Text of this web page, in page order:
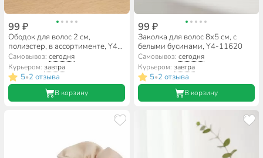
99 ₽
Ободок для волос 2 см,
полиэстер, в ассортименте, Y4-
11603
Самовывоз:сегодня
Курьером:завтра
5•2 отзыва
В корзину
99 ₽
Заколка для волос 8х5 см, с
белыми бусинами, Y4-11620
Самовывоз: сегодня
Курьером: завтра
5•2 отзыва
В корзину